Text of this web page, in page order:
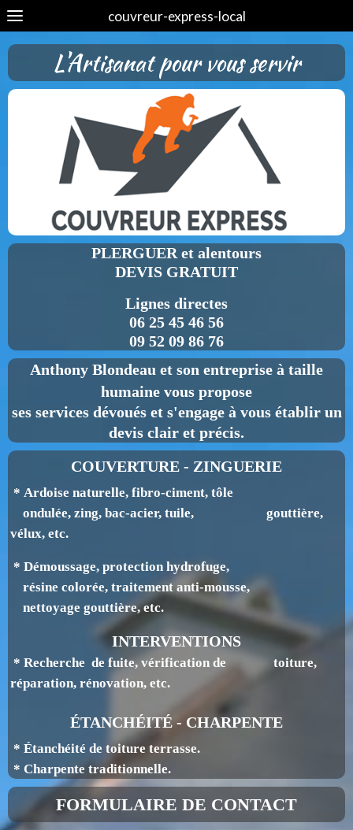
couvreur-express-local
L'Artisanat pour vous servir
PLERGUER et alentours
DEVIS GRATUIT
Lignes directes
06 25 45 46 56
09 52 09 86 76
Anthony Blondeau et son entreprise à taille
humaine vous propose
ses services dévoués et s'engage à vous établir un
devis clair et précis.
COUVERTURE - ZINGUERIE
* Ardoise naturelle, fibro-ciment, tôle
ondulée, zing, bac-acier, tuile, gouttière,
vélux, etc.
* Démoussage, protection hydrofuge,
résine colorée, traitement anti-mousse,
nettoyage gouttière, etc.
INTERVENTIONS
* Recherche de fuite, vérification de toiture,
réparation, rénovation, etc.
ÉTANCHÉITÉ - CHARPENTE
* Étanchéité de toiture terrasse.
* Charpente traditionnelle.
FORMULAIRE DE CONTACT